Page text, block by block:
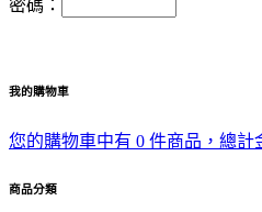
密碼：
我的購物車
您的購物車中有 0 件商品，總計
商品分類